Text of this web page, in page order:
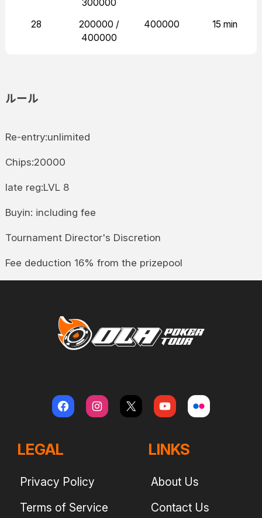
300000
28
200000 /
400000
400000 15 min
ルール
Re-entry:unlimited
Chips:20000
late reg:LVL 8
Buyin: including fee
Tournament Director's Discretion
Fee deduction 16% from the prizepool
LEGAL
Privacy Policy
Terms of Service
LINKS
About Us
Contact Us